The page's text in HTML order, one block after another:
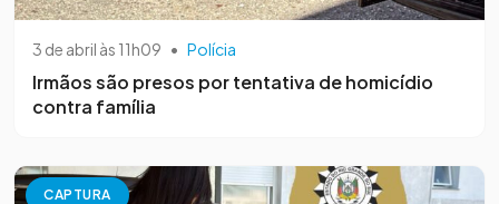
3 de abril às 11h09 • Polícia
Irmãos são presos por tentativa de homicídio
contra família
CAPTURA